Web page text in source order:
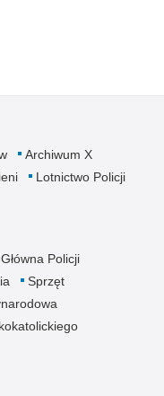
Archiwum X
Lotnictwo Policji
Policji
Sprzęt